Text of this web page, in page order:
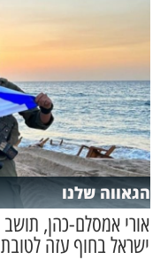
הגאווה שלנו
אורי אמסלם-כהן,
ישראל בחוף עזה